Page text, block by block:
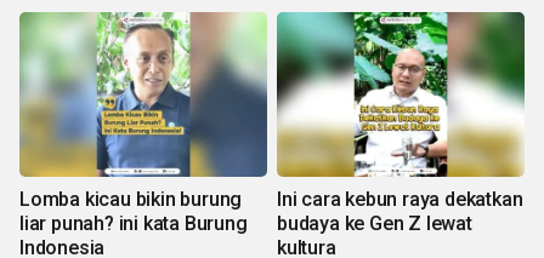
Lomba kicau bikin burung
liar punah? ini kata Burung
Indonesia
Ini cara kebun raya dekatkan
budaya ke Gen Z lewat
kultura